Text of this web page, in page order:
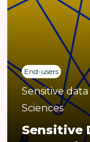
End-users
Sensitive
Sciences
Sensitive